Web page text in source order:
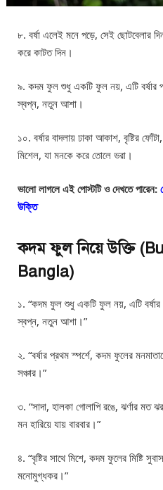
৮. বর্ষা এলেই মনে পড়ে, সেই ছোটবেলার
করে কাটত দিন।
৯. কদম ফুল শুধু একটি ফুল নয়, এটি বর্ষার
স্বপ্ন, নতুন আশা।
১০. বর্ষার বাদলায় ঢাকা আকাশ, বৃষ্টির
মিশেল, যা মনকে করে তোলে ভরা।
ভালো লাগলে এই পোস্টটি ও দেখতে পারেন:
উক্তি
কদম ফুল নিয়ে উক্তি
Bangla)
১. “কদম ফুল শুধু একটি ফুল নয়, এটি বর্ষার
স্বপ্ন, নতুন আশা।”
২. “বর্ষার প্রথম স্পর্শে, কদম ফুলের
সঞ্চার।”
৩. “সাদা, হালকা গোলাপি রঙে, ঝর্ণার মত
মন হারিয়ে যায় বারবার।”
৪. “বৃষ্টির সাথে মিশে, কদম ফুলের মিষ্টি
মনোমুগ্ধকর।”